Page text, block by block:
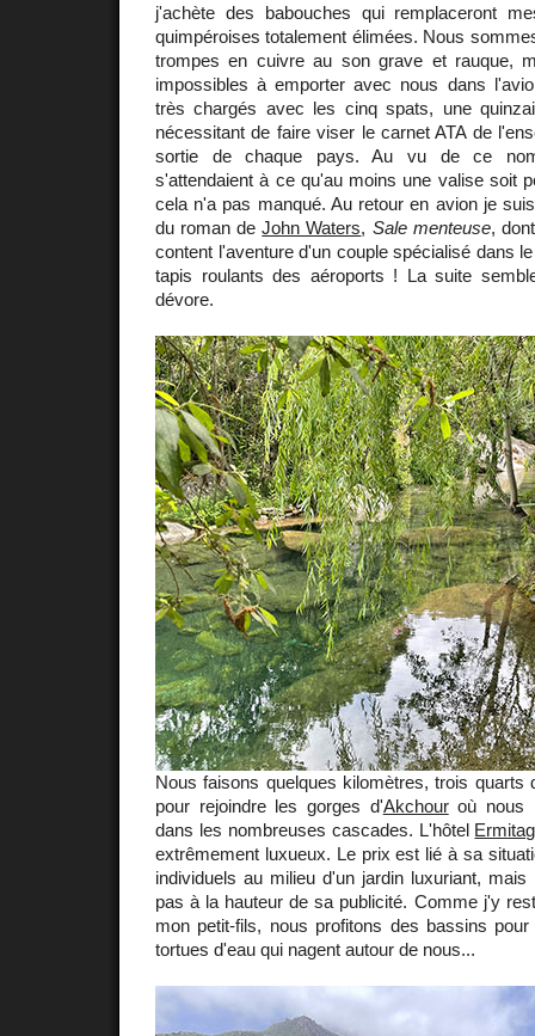
j'achète des babouches qui remplaceront
quimpéroises totalement élimées. Nous
trompes en cuivre au son grave et rauque,
impossibles à emporter avec nous dans
très chargés avec les cinq spats, une
nécessitant de faire viser le carnet ATA de
sortie de chaque pays. Au vu de ce
s'attendaient à ce qu'au moins une valise soit
cela n'a pas manqué. Au retour en avion je
du roman deJohn Waters, Sale menteuse,
content l'aventure d'un couple spécialisé dans
tapis roulants des aéroports ! La suite
dévore.
Nous faisons quelques kilomètres, trois quarts
pour rejoindre les gorges d'Akchouroù nous
dans les nombreuses cascades. L'hôtel
extrêmement luxueux. Le prix est lié à sa
individuels au milieu d'un jardin luxuriant,
pas à la hauteur de sa publicité. Comme j'y
mon petit-fils, nous profitons des bassins
tortues d'eau qui nagent autour de nous...